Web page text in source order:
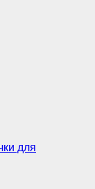
для